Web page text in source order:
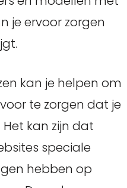
je ervoor zorgen
kan je helpen om
te zorgen dat je
kan zijn dat
speciale
hebben op